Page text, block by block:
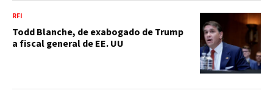
RFI
Todd Blanche, de exabogado de Trump
a fiscal general de EE. UU